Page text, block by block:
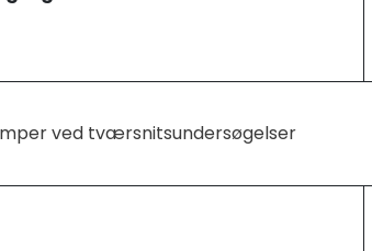
ved tværsnitsundersøgelser